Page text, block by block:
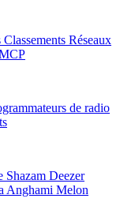
Classements Réseaux
de radio
Shazam Deezer
Anghami Melon